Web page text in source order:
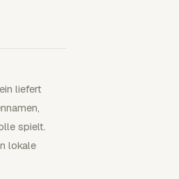
liefert
spielt.
lokale